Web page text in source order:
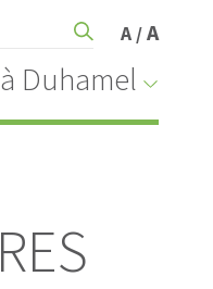
A /A
Duhamel